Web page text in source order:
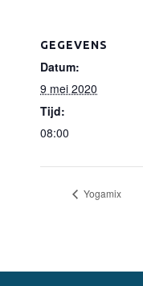
GEGEVENS
Datum:
9 mei 2020
Tijd:
08:00
Yogamix